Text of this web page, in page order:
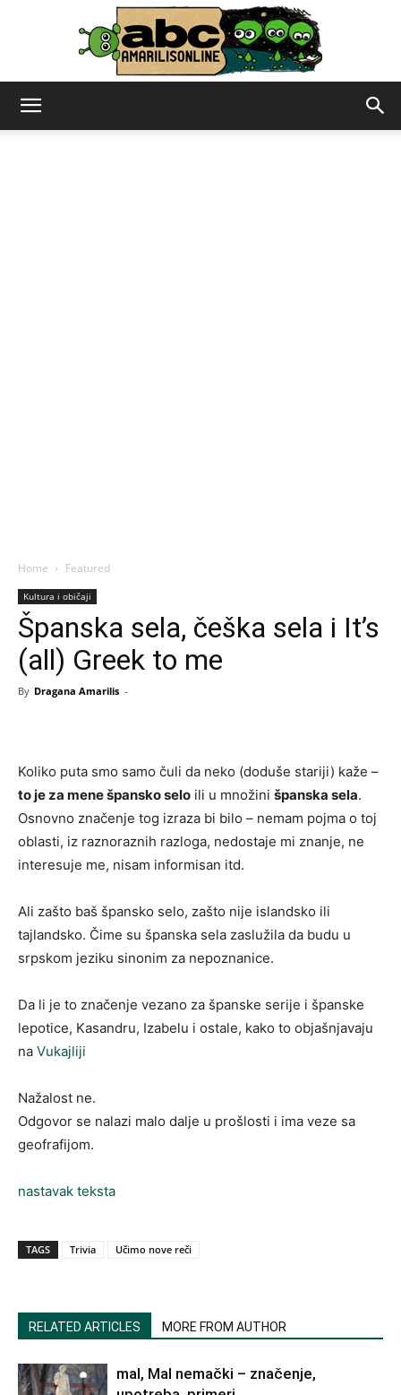
Home Featured
Kultura i običaji
Španska sela, češka sela i It’s
(all) Greek to me
By Dragana Amarilis -
Koliko puta smo samo čuli da neko (doduše stariji) kaže –
to je za mene špansko selo ili u množini španska sela.
Osnovno značenje tog izraza bi bilo – nemam pojma o toj
oblasti, iz raznoraznih razloga, nedostaje mi znanje, ne
interesuje me, nisam informisan itd.
Ali zašto baš špansko selo, zašto nije islandsko ili
tajlandsko. Čime su španska sela zaslužila da budu u
srpskom jeziku sinonim za nepoznanice.
Da li je to značenje vezano za španske serije i španske
lepotice, Kasandru, Izabelu i ostale, kako to objašnjavaju
na Vukajliji
Nažalost ne.
Odgovor se nalazi malo dalje u prošlosti i ima veze sa
geofrafijom.
nastavak teksta
TAGS Trivia Učimo nove reči
RELATED ARTICLES MORE FROM AUTHOR
mal, Mal nemački – značenje,